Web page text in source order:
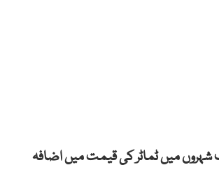
میں ٹماٹر کی قیمت میں اضافہ